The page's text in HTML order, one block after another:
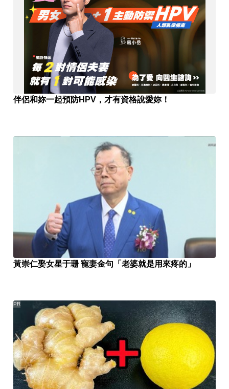
伴侶和妳一起預防HPV，才有資格說愛妳！
黃崇仁娶女星于珊 寵妻金句「老婆就是用來疼的」
PR